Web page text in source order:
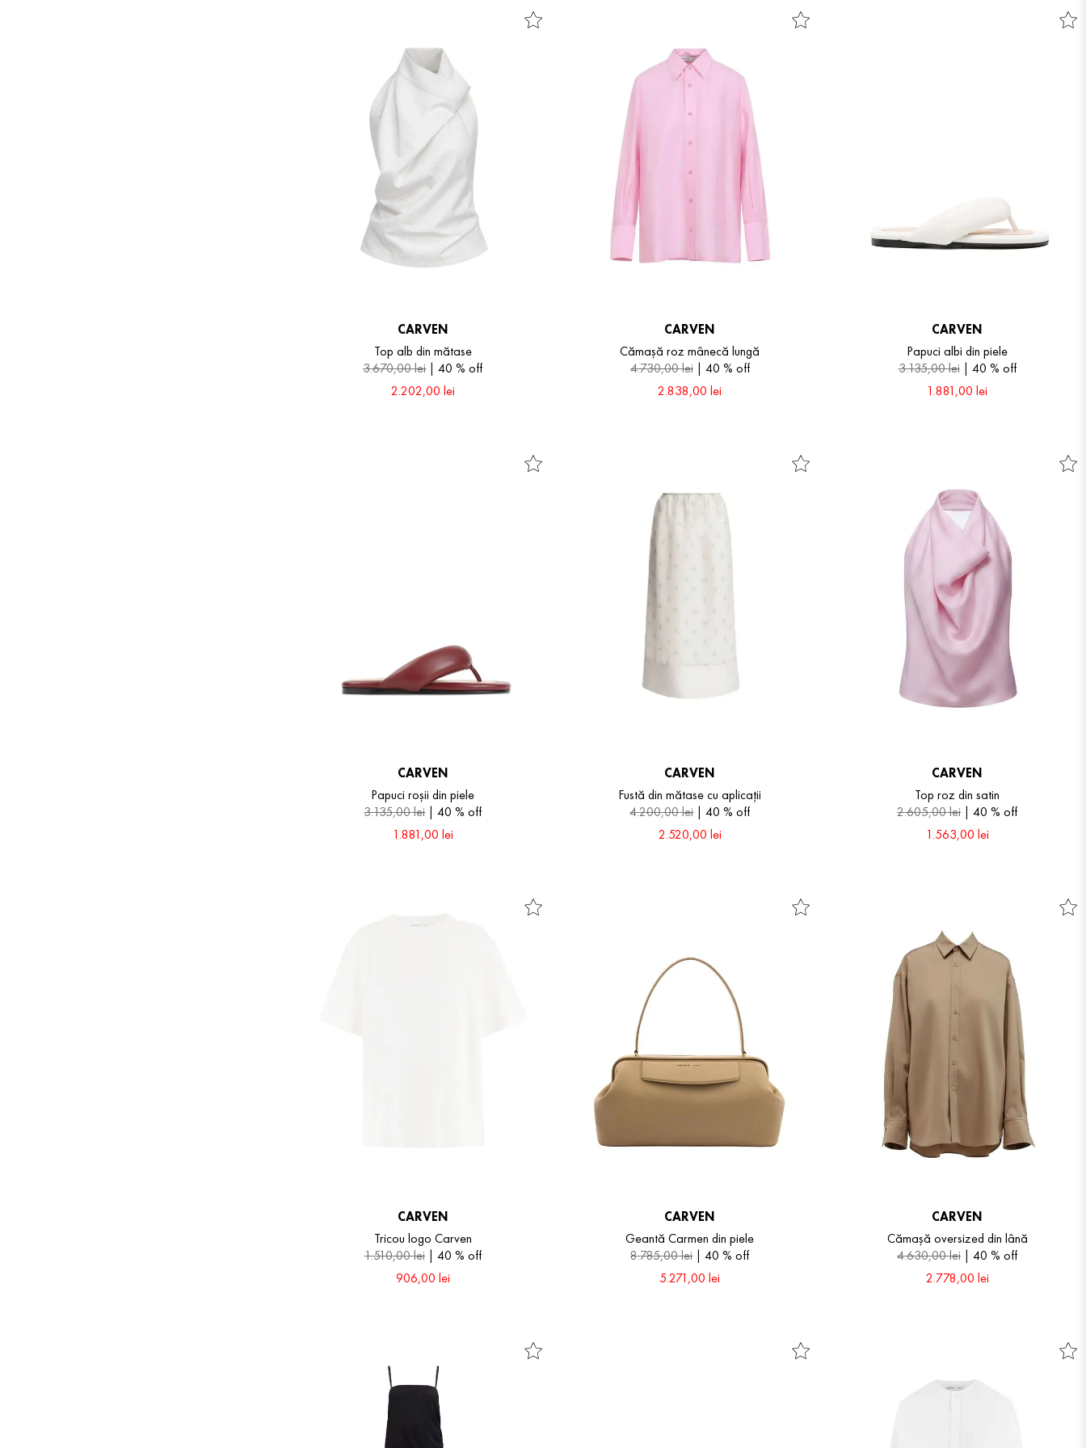
CARVEN
Top alb din mătase
3.670,00lei 40 % off
2.202,00 lei
CARVEN
Cămașă roz mânecă lungă
4.730,00lei 40 % off
2.838,00 lei
CARVEN
Papuci albi din piele
3.135,00lei 40 % off
1.881,00 lei
CARVEN
Papuci roșii din piele
3.135,00lei 40 % off
1.881,00 lei
CARVEN
Fustă din mătase cu aplicații
4.200,00lei 40 % off
2.520,00 lei
CARVEN
Top roz din satin
2.605,00lei 40 % off
1.563,00 lei
CARVEN
Tricou logo Carven
1.510,00lei 40 % off
906,00 lei
CARVEN
Geantă Carmen din piele
8.785,00lei 40 % off
5.271,00 lei
CARVEN
Cămașă oversized din lână
4.630,00lei 40 % off
2.778,00 lei